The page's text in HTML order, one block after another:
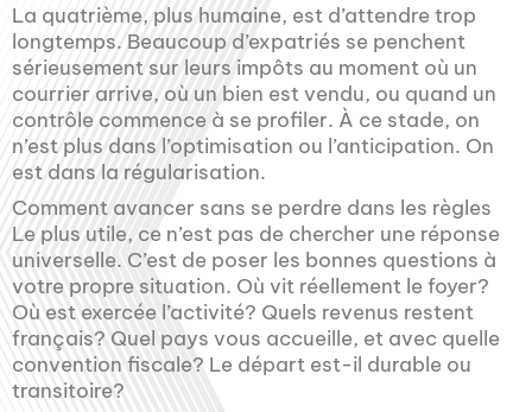
La quatrième, plus humaine, est d’attendre trop
longtemps. Beaucoup d’expatriés se penchent
sérieusement sur leurs impôts au moment où un
courrier arrive, où un bien est vendu, ou quand un
contrôle commence à se profiler. À ce stade, on
n’est plus dans l’optimisation ou l’anticipation. On
est dans la régularisation.
Comment avancer sans se perdre dans les règles
Le plus utile, ce n’est pas de chercher une réponse
universelle. C’est de poser les bonnes questions à
votre propre situation. Où vit réellement le foyer?
Où est exercée l’activité? Quels revenus restent
français? Quel pays vous accueille, et avec quelle
convention fiscale? Le départ est-il durable ou
transitoire?